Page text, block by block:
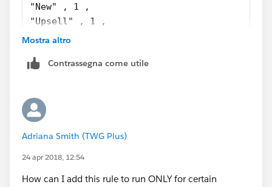
"New" , 1 ,
"Upsell" , 1 ,
0 ) = 1 ,
CASE($User.Username ,
"UserC@your.org", 1,
0) = 1
)
Mostra altro
Contrassegna come utile
Adriana Smith (TWG Plus)
24 apr 2018, 12:54
How can I add this rule to run ONLY for certain